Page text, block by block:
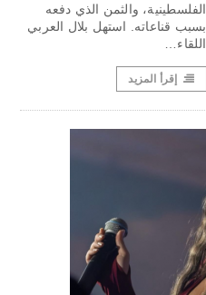
الفلسطينية، والثمن الذي دفعه
بسبب قناعاته. استهل بلال العربي
اللقاء…
إقرأ المزيد